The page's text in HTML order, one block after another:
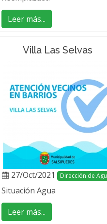
Leer más...
Villa Las Selvas
27/Oct/2021 Dirección de
Situación Agua
Leer más...